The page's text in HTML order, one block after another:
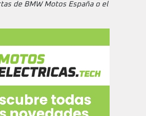
de BMW Motos España o el